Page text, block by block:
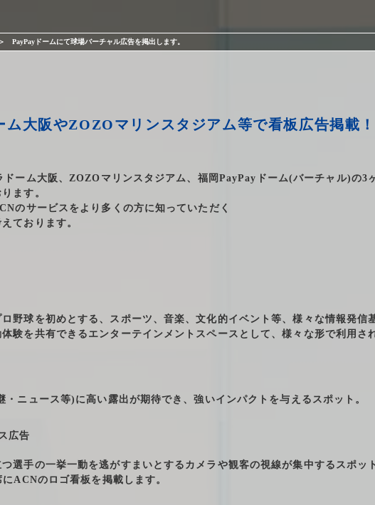
PayPayドームにて球場バーチャル広告を掲出します。
ム大阪やZOZOマリンスタジアム等で看板広告掲載
ドーム大阪、ZOZOマリンスタジアム、福岡PayPayドーム(バーチャル)の3
ます。
のサービスをより多くの方に知っていただく
ております。
野球を初めとする、スポーツ、音楽、文化的イベント等、様々な情報発信
験を共有できるエンターテインメントスペースとして、様々な形で利用さ
・ニュース等)に高い露出が期待でき、強いインパクトを与えるスポット。
広告
選手の一挙一動を逃がすまいとするカメラや観客の視線が集中するスポッ
ACNのロゴ看板を掲載します。